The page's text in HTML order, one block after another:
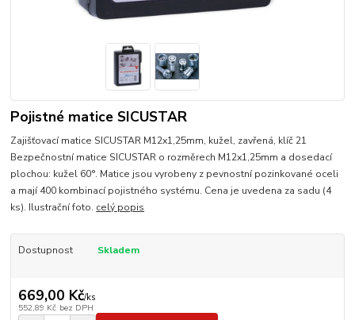
Pojistné matice SICUSTAR
Zajišťovací matice SICUSTAR M12x1,25mm, kužel, zavřená, klíč 21
Bezpečnostní matice SICUSTAR o rozměrech M12x1,25mm a dosedací
plochou: kužel 60°. Matice jsou vyrobeny z pevnostní pozinkované oceli
a mají 400 kombinací pojistného systému. Cena je uvedena za sadu (4
ks). Ilustrační foto. celý popis
Dostupnost Skladem
669,00 Kč/ks
552,89 Kč bez DPH